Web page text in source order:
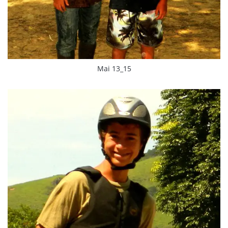
Mai 13_15